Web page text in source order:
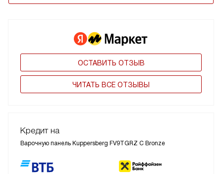
ОСТАВИТЬ ОТЗЫВ
ЧИТАТЬ ВСЕ ОТЗЫВЫ
Кредит на
Варочную панель Kuppersberg FV9TGRZ C Bronze